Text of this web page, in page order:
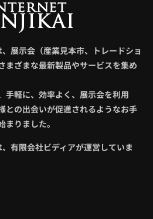
展示会（産業見本市、トレードショ
まざまな最新製品やサービスを集め
手軽に、効率よく、展示会を利用
との出会いが促進されるようなお手
りました。
有限会社ビディアが運営していま